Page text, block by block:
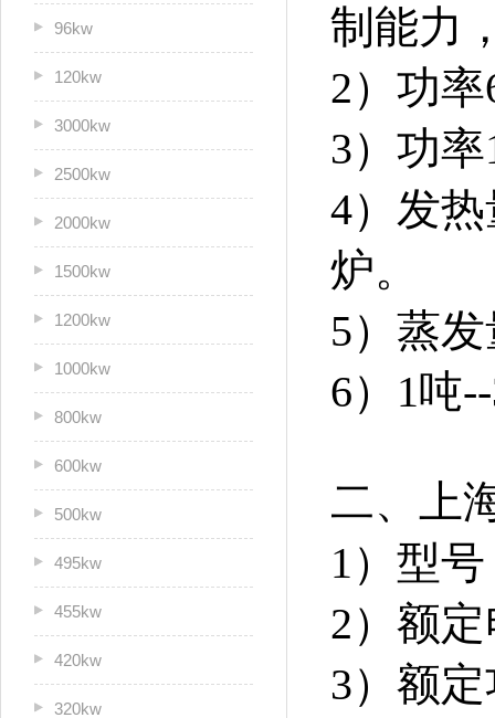
96kw
120kw
3000kw
2500kw
2000kw
1500kw
1200kw
1000kw
800kw
600kw
500kw
495kw
455kw
420kw
320kw
制能力
2）功
3）功
4）发
炉。
5）蒸
6）1吨
二、上
1）型
2）额
3）额